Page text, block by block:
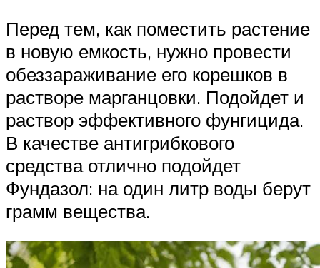
Перед тем, как поместить растение
в новую емкость, нужно провести
обеззараживание его корешков в
растворе марганцовки. Подойдет и
раствор эффективного фунгицида.
В качестве антигрибкового
средства отлично подойдет
Фундазол: на один литр воды берут
грамм вещества.